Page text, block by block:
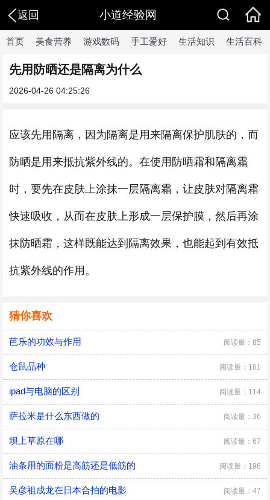
返回 小道经验网
首页 美食营养 游戏数码 手工爱好 生活知识 生活百科
先用防晒还是隔离为什么
2026-04-26 04:25:26
应该先用隔离，因为隔离是用来隔离保护肌肤的，而
防晒是用来抵抗紫外线的。在使用防晒霜和隔离霜
时，要先在皮肤上涂抹一层隔离霜，让皮肤对隔离霜
快速吸收，从而在皮肤上形成一层保护膜，然后再涂
抹防晒霜，这样既能达到隔离效果，也能起到有效抵
抗紫外线的作用。
猜你喜欢
芭乐的功效与作用 阅读量：85
仓鼠品种 阅读量：161
ipad与电脑的区别 阅读量：114
萨拉米是什么东西做的 阅读量：36
坝上草原在哪 阅读量：67
油条用的面粉是高筋还是低筋的 阅读量：196
吴彦祖成龙在日本合拍的电影 阅读量：47